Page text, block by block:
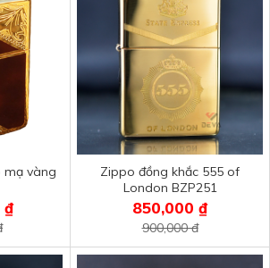
mạ vàng
₫
Zippo đồng khắc 555 of
London BZP251
850,000 ₫
900,000 đ